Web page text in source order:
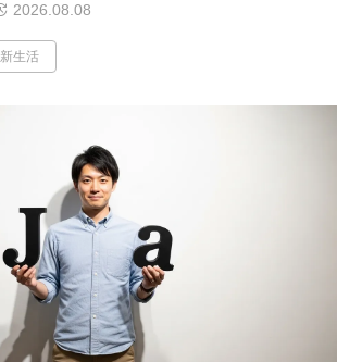
2026.08.08
新生活